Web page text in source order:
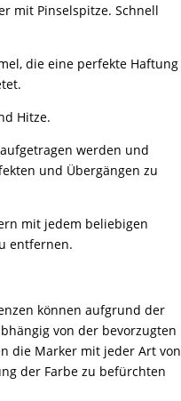
mit Pinselspitze. Schnell
die eine perfekte Haftung
Hitze.
werden und
und Übergängen zu
mit jedem beliebigen
entfernen.
können aufgrund der
von der bevorzugten
die Marker mit jeder Art von
der Farbe zu befürchten